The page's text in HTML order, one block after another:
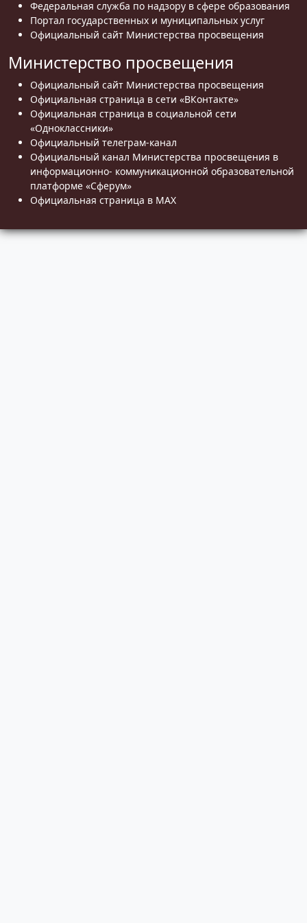
Федеральная служба по надзору в сфере образования
Портал государственных и муниципальных услуг
Официальный сайт Министерства просвещения
Министерство просвещения
Официальный сайт Министерства просвещения
Официальная страница в сети «ВКонтакте»
Официальная страница в социальной сети
«Одноклассники»
Официальный телеграм-канал
Официальный канал Министерства просвещения в
информационно- коммуникационной образовательной
платформе «Сферум»
Официальная страница в MAX